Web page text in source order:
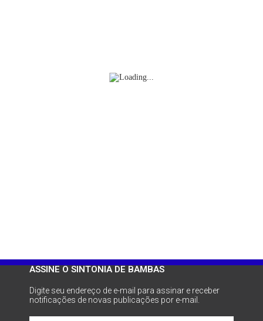
ASSINE O SINTONIA DE BAMBAS
Digite seu endereço de e-mail para assinar e receber
notificações de novas publicações por e-mail.